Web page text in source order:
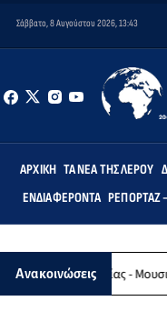
Σάββατο, 8 Αυγούστου 2026, 13:43
ΑΡΧΙΚΉ ΤΑ ΝΈΑ ΤΗΣ ΛΈΡΟΥ
ΕΝΔΙΑΦΈΡΟΝΤΑ ΡΕΠΟΡΤΆΖ -
Ανακοινώσεις
της Παναγίας - Μουσική